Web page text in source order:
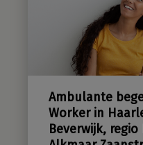
Ambulante
Worker in
Beverwijk,
Alkmaar